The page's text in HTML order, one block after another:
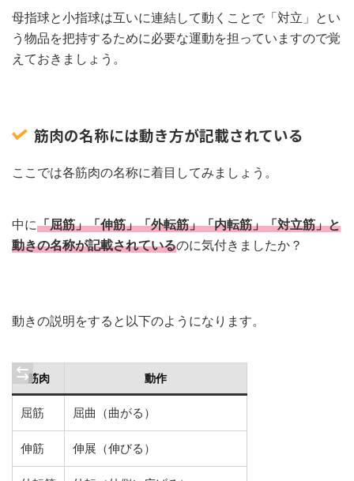
母指球と小指球は互いに連結して動くことで「対立」とい
う物品を把持するために必要な運動を担っていますので覚
えておきましょう。
筋肉の名称には動き方が記載されている
ここでは各筋肉の名称に着目してみましょう。
中に「屈筋」「伸筋」「外転筋」「内転筋」「対立筋」と
動きの名称が記載されているのに気付きましたか？
動きの説明をすると以下のようになります。
筋肉 動作
屈筋 屈曲（曲がる）
伸筋 伸展（伸びる）